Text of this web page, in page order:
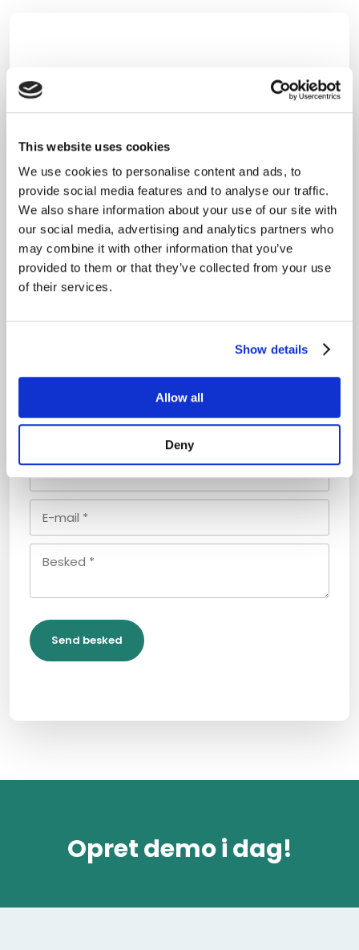
This website uses cookies
We use cookies to personalise content and ads, to
provide social media features and to analyse our traffic.
We also share information about your use of our site with
our social media, advertising and analytics partners who
may combine it with other information that you’ve
provided to them or that they’ve collected from your use
of their services.
Show details
Allow all
Deny
Har du spørgsmål eller
brug
for hjælp?
Så skriv til os ved at udfylde formularen. Vi
sidder klar til at besvare dine spørgsmål og
vender typisk retur indenfor 1-2 arbejdsdage.
Vi ser frem til at høre fra dig!
Du er også velkommen til at give os et kald
eller sende os en mail!​
Ring: 71 99 02 50
Opret demo i dag!